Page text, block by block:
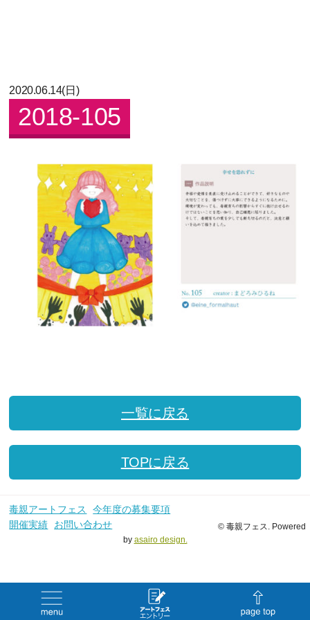
2020.06.14(日)
2018-105
一覧に戻る
TOPに戻る
毒親アートフェス
今年度の募集要項
開催実績
お問い合わせ
© 毒親フェス. Powered
by asairo design.
menu